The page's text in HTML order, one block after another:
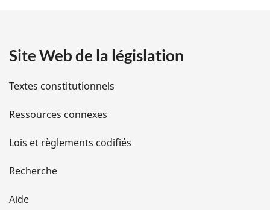
i
l
s
d
e
l
Site Web de la législation
Textes constitutionnels
Ressources connexes
Lois et règlements codifiés
Recherche
Aide